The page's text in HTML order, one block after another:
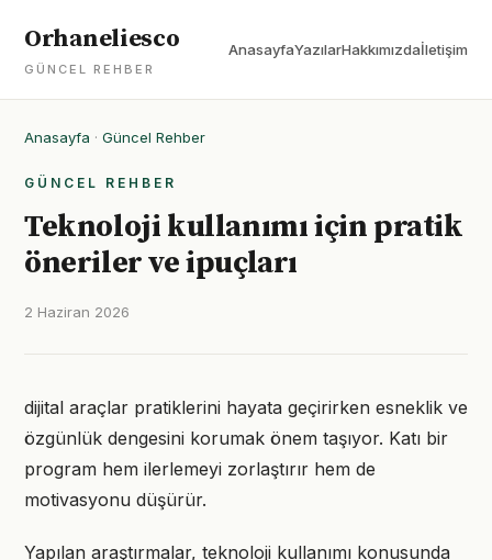
Orhaneliesco
GÜNCEL REHBER
AnasayfaYazılarHakkımızdaİletişim
Anasayfa · Güncel Rehber
GÜNCEL REHBER
Teknoloji kullanımı için pratik
öneriler ve ipuçları
2 Haziran 2026
dijital araçlar pratiklerini hayata geçirirken esneklik ve
özgünlük dengesini korumak önem taşıyor. Katı bir
program hem ilerlemeyi zorlaştırır hem de
motivasyonu düşürür.
Yapılan araştırmalar, teknoloji kullanımı konusunda